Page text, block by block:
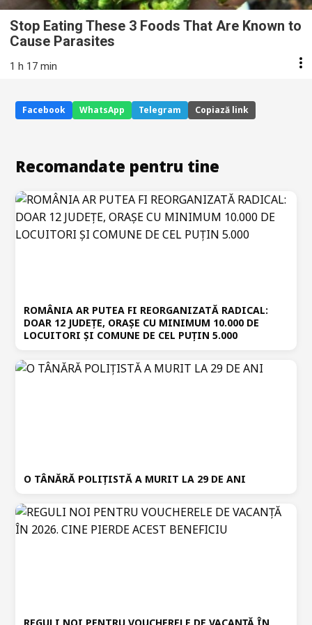
Stop Eating These 3 Foods That Are Known to
Cause Parasites
1 h 17 min
Facebook WhatsApp Telegram Copiază link
Recomandate pentru tine
ROMÂNIA AR PUTEA FI REORGANIZATĂ RADICAL:
DOAR 12 JUDEȚE, ORAȘE CU MINIMUM 10.000 DE
LOCUITORI ȘI COMUNE DE CEL PUȚIN 5.000
O TÂNĂRĂ POLIȚISTĂ A MURIT LA 29 DE ANI
REGULI NOI PENTRU VOUCHERELE DE VACANȚĂ ÎN